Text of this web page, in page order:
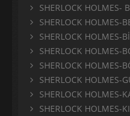
SHERLOCK HOLMES-
SHERLOCK HOLMES-
SHERLOCK HOLMES-
SHERLOCK HOLMES-
SHERLOCK HOLMES-
SHERLOCK HOLMES-
SHERLOCK HOLMES-
SHERLOCK HOLMES-